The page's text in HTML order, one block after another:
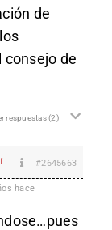
de
consejo de
respuestas(2)
#2645663
hace